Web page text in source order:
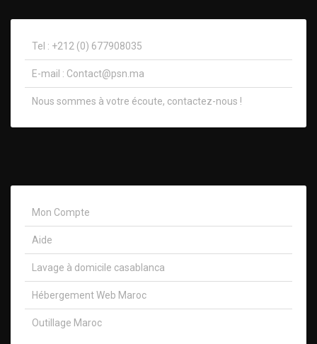
Tel : +212 (0) 677908035
E-mail : Contact@psn.ma
Nous sommes à votre écoute, contactez-nous !​
Mon Compte
Aide
Lavage à domicile casablanca
Hébergement Web Maroc
Outillage Maroc